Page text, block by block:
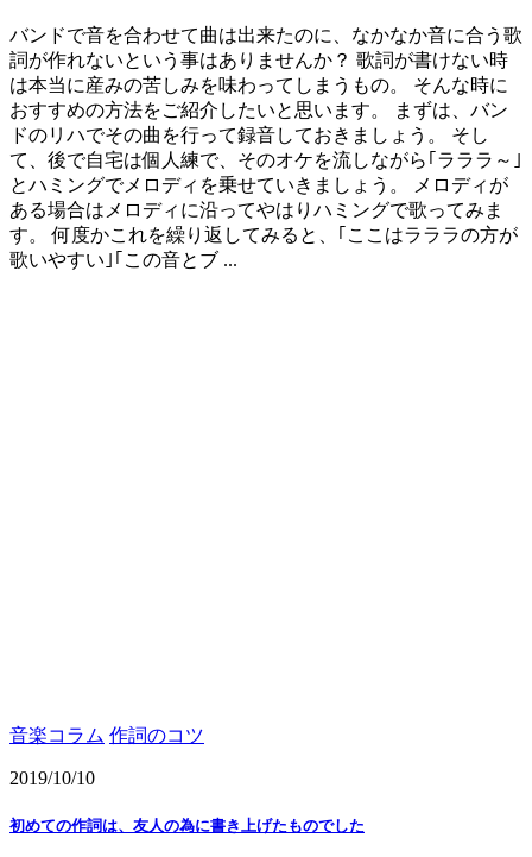
バンドで音を合わせて曲は出来たのに、なかなか音に合う歌
詞が作れないという事はありませんか？ 歌詞が書けない時
は本当に産みの苦しみを味わってしまうもの。 そんな時に
おすすめの方法をご紹介したいと思います。 まずは、バン
ドのリハでその曲を行って録音しておきましょう。 そし
て、後で自宅は個人練で、そのオケを流しながら｢ラララ～｣
とハミングでメロディを乗せていきましょう。 メロディが
ある場合はメロディに沿ってやはりハミングで歌ってみま
す。 何度かこれを繰り返してみると、｢ここはラララの方が
歌いやすい｣｢この音とブ ...
音楽コラム 作詞のコツ
2019/10/10
初めての作詞は、友人の為に書き上げたものでした